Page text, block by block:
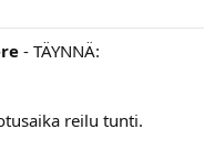
- TÄYNNÄ:
reilu tunti.